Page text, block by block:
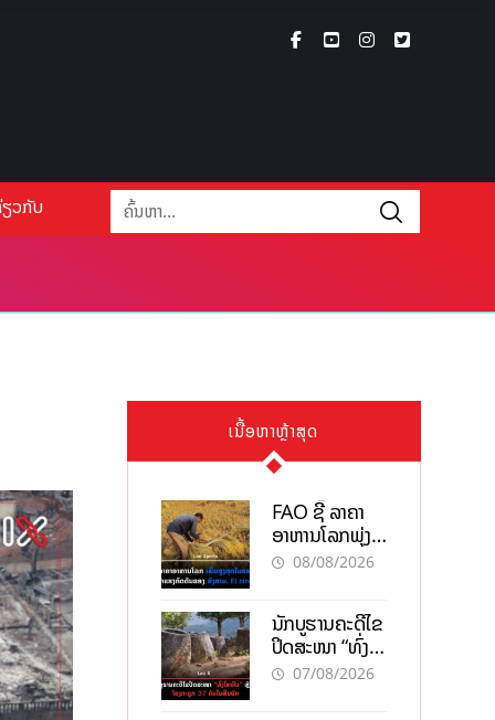
ວກັບ
ເນື້ອຫາຫຼ້າສຸດ
FAO ຊີ້ ລາຄາ
ອາຫານໂລກພຸ່ງ
ສູງສຸດໃນຮອບ 3
ສົງຄາມ, El
nino
08/08/2026
ນັກບູຮານຄະດີໄຂ
ປິດສະໜາ “ທົ່ງ
ໄຫຫີນ” ຫຼັງພົບ
07/08/2026